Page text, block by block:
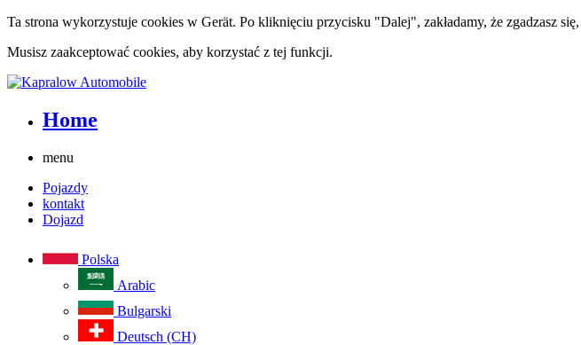
Ta strona wykorzystuje cookies w Gerät. Po kliknięciu przycisku "Dalej", zakładamy, że zgadzasz
Musisz zaakceptować cookies, aby korzystać z tej funkcji.
Home
menu
Pojazdy
kontakt
Dojazd
Polska
Arabic
Bulgarski
Deutsch (CH)